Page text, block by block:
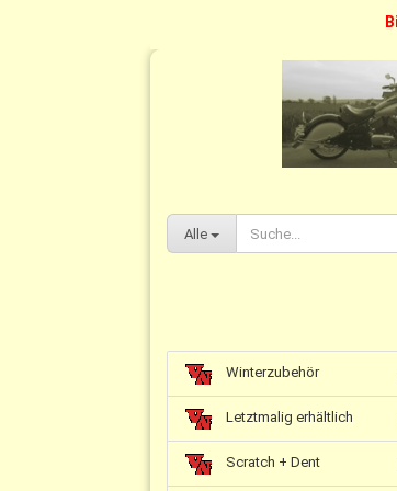
Alle
Winterzubehör
Letztmalig erhältlich
Scratch + Dent